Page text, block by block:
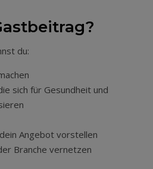
du:
sich für Gesundheit und
Angebot vorstellen
Branche vernetzen